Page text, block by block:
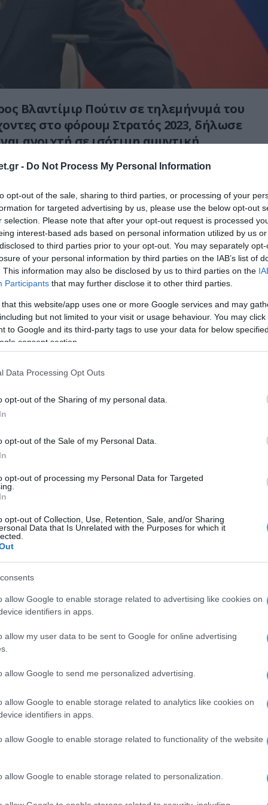
- Do Not Process My Personal Information
opt-out of the sale, sharing to third parties, or processing of your
for targeted advertising by us, please use the below opt-out
selection. Please note that after your opt-out request is processed
interest-based ads based on personal information utilized by us
to third parties prior to your opt-out. You may separately
of your personal information by third parties on the IAB’s list of
This information may also be disclosed by us to third parties on the
Participants that may further disclose it to other third parties.
that this website/app uses one or more Google services and may
but not limited to your visit or usage behaviour. You may
to Google and its third-party tags to use your data for below
consent section.
Data Processing Opt Outs
opt-out of the Sharing of my personal data.
opt-out of the Sale of my Personal Data.
opt-out of processing my Personal Data for Targeted
opt-out of Collection, Use, Retention, Sale, and/or Sharing
Data that Is Unrelated with the Purposes for which it
allow Google to enable storage related to advertising like cookies on
identifiers in apps.
allow my user data to be sent to Google for online advertising
allow Google to send me personalized advertising.
allow Google to enable storage related to analytics like cookies on
identifiers in apps.
allow Google to enable storage related to functionality of the website
allow Google to enable storage related to personalization.
Βλαντίμιρ Πούτιν σε τηλεμήνυμά του
στο φόρουμ Στρατός 2023, δήλωσε
ανοιχτή σε ισότιμη αμυντική
τα συμφέροντά τους.
στην εμβάθυνση της ισότιμης
σχέσης και αμυντικής συνεργασίας με
με όλες εκείνες που επιδιώκουν να
εθνικά τους συμφέροντα και την ανεξάρτητη
τους, και πιστεύουν ότι είναι ζωτικής
κοινές προσπάθειες για την
ισότητας. και αδιαίρετη ασφάλεια
αξιόπιστα κάθε χώρα»,ανέφερε ο Β.Πούτιν
που θα συμμετάσχουν στο φόρουμ
ρωσικές εταιρείες παρουσίασαν πάνω
προϊόντα στο Patriot Park έξω
σημείωσε επίσης ότι το επιχειρηματικό
το οποίο θα περιλαμβάνει 250
αφιερωμένο σε τρόπους διαφοροποίησης
και ανάπτυξης τεχνολογιών
Η αγορά προϊόντων μας, που
τεχνητής νοημοσύνης, συνεχίζει να
Χαιρόμαστε επίσης που βλέπουμε έναν
ξένων αμυντικών εταιρειών να συμμετέχουν
32 επιχειρήσεις παρουσίασαν τα προϊόντα
είναι αποφασισμένη να εργαστεί ενεργά για
σχέσεις με βάση την πολυετή επιτυχημένη